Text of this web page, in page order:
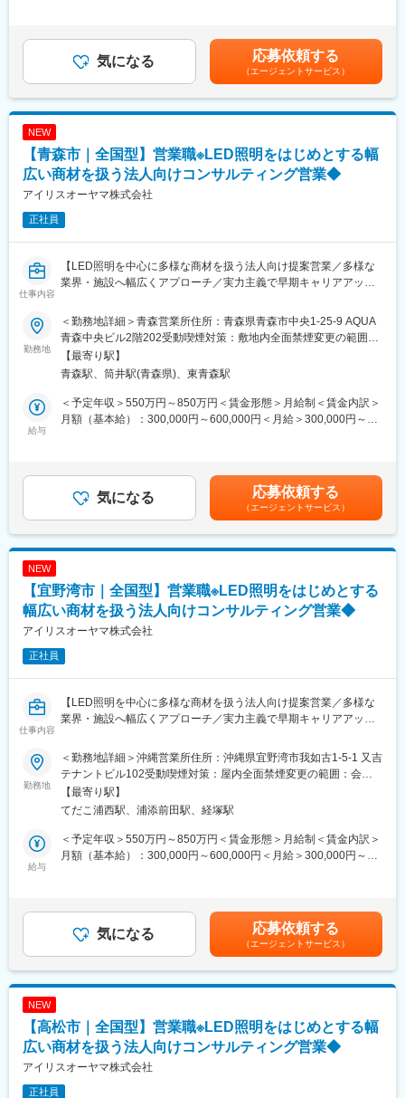
実力次第で早期昇格やグループ会社役員への登用例もあり、幅広
いキャリア形成が可能です。
360度評価の実力主義で、若手でも早期にマネジメントやプレイ
ユーザーイン発想・イノベーションを重視し、多角的な事業展開
で成長を続けるグローバルメーカーです。
「メーカー＋ベンダー」機能を持つ当社ならではのスピード感あ
変更の範囲：会社の定める業務
取扱商品：LED照明、空調・エアソリューション、映像機器、建
築資材などを組み合わせて提案
提案の目的：施設の省エネ化、快適性向上、コスト削減など顧客
社会貢献度の高い業務も含む
施工体制：工事はグループ会社や外部協力会社と連携して実施
勤務条件の目安：残業はおよそ月40時間程度想定、そのほかに直
LED照明、エアソリューション、映像ソリューション、建築資
材、スポーツ・ストア・IoTソリューション、オフィス家具など多
わせ提案が可能です。
■教育体制
入社後は商品知識・事業理解・提案研修など充実。未経験分野で
■就業環境
実力次第で早期昇格やグループ会社役員への登用例もあり、幅広
いキャリア形成が可能です。
360度評価の実力主義で、若手でも早期にマネジメントやプレイ
■企業の魅力
ユーザーイン発想・イノベーションを重視し、多角的な事業展開
で成長を続けるグローバルメーカーです。
「メーカー＋ベンダー」機能を持つ当社ならではのスピード感あ
変更の範囲：会社の定める業務
る可能性がございます。※休日出勤手当あり※リーダー職は固定残
業手当（50,000円／20～25h／超過分別途支給）※管理監督職は時
間外手当の対象外賃金はあくまでも目安の金額であり、選考を通
じて上下する可能性があります。月給(月額)は固定手当を含めた表
記です。
気になる 応募依頼する
（エージェントサービス）
NEW
【青森市｜全国型】営業職※LED照明をはじめとする幅
広い商材を扱う法人向けコンサルティング営業◆
アイリスオーヤマ株式会社
正社員
仕事内容
【LED照明を中心に多様な商材を扱う法人向け提案営業／多様な
業界・施設へ幅広くアプローチ／実力主義で早期キャリアアップ
■業務概要
当社の営業職として、主に官公庁や民間企業など多様な法人顧客
へLED照明や各種設備機器、内装資材など幅広い商材を提案しま
す。既存顧客へのルート営業を中心に新規開拓も並行し、顧客の
課題やニーズに応じた最適なソリューションを提供します。
取扱商品：LED照明、空調・エアソリューション、映像機器、建
築資材などを組み合わせて提案
提案の目的：施設の省エネ化、快適性向上、コスト削減など顧客
社会貢献度の高い業務も含む
施工体制：工事はグループ会社や外部協力会社と連携して実施
勤務条件の目安：残業はおよそ月40時間程度想定、そのほかに直
LED照明、エアソリューション、映像ソリューション、建築資
材、スポーツ・ストア・IoTソリューション、オフィス家具など多
わせ提案が可能です。
■教育体制
入社後は商品知識・事業理解・提案研修など充実。未経験分野で
■就業環境
実力次第で早期昇格やグループ会社役員への登用例もあり、幅広
いキャリア形成が可能です。
360度評価の実力主義で、若手でも早期にマネジメントやプレイ
ユーザーイン発想・イノベーションを重視し、多角的な事業展開
で成長を続けるグローバルメーカーです。
「メーカー＋ベンダー」機能を持つ当社ならではのスピード感あ
勤務地
＜勤務地詳細＞青森営業所住所：青森県青森市中央1-25-9 AQUA
青森中央ビル2階202受動喫煙対策：敷地内全面禁煙変更の範囲：
会社の定める事業所
【最寄り駅】
青森駅、筒井駅(青森県)、東青森駅
給与
＜予定年収＞550万円～850万円＜賃金形態＞月給制＜賃金内訳＞
月額（基本給）：300,000円～600,000円＜月給＞300,000円～
る可能性がございます。※休日出勤手当あり※リーダー職は固定残
業手当（50,000円／20～25h／超過分別途支給）※管理監督職は時
間外手当の対象外賃金はあくまでも目安の金額であり、選考を通
じて上下する可能性があります。月給(月額)は固定手当を含めた表
記です。
気になる 応募依頼する
（エージェントサービス）
NEW
【宜野湾市｜全国型】営業職※LED照明をはじめとする
幅広い商材を扱う法人向けコンサルティング営業◆
アイリスオーヤマ株式会社
正社員
仕事内容
【LED照明を中心に多様な商材を扱う法人向け提案営業／多様な
業界・施設へ幅広くアプローチ／実力主義で早期キャリアアップ
■業務概要
当社の営業職として、主に官公庁や民間企業など多様な法人顧客
へLED照明や各種設備機器、内装資材など幅広い商材を提案しま
す。既存顧客へのルート営業を中心に新規開拓も並行し、顧客の
課題やニーズに応じた最適なソリューションを提供します。
取扱商品：LED照明、空調・エアソリューション、映像機器、建
築資材などを組み合わせて提案
提案の目的：施設の省エネ化、快適性向上、コスト削減など顧客
社会貢献度の高い業務も含む
施工体制：工事はグループ会社や外部協力会社と連携して実施
勤務条件の目安：残業はおよそ月40時間程度想定、そのほかに直
勤務地
＜勤務地詳細＞沖縄営業所住所：沖縄県宜野湾市我如古1-5-1 又吉
テナントビル102受動喫煙対策：屋内全面禁煙変更の範囲：会社
の定める事業所
【最寄り駅】
てだこ浦西駅、浦添前田駅、経塚駅
給与
＜予定年収＞550万円～850万円＜賃金形態＞月給制＜賃金内訳＞
月額（基本給）：300,000円～600,000円＜月給＞300,000円～
る可能性がございます。※休日出勤手当あり※リーダー職は固定残
業手当（50,000円／20～25h／超過分別途支給）※管理監督職は時
間外手当の対象外賃金はあくまでも目安の金額であり、選考を通
じて上下する可能性があります。月給(月額)は固定手当を含めた表
記です。
気になる 応募依頼する
（エージェントサービス）
NEW
【高松市｜全国型】営業職※LED照明をはじめとする幅
広い商材を扱う法人向けコンサルティング営業◆
アイリスオーヤマ株式会社
正社員